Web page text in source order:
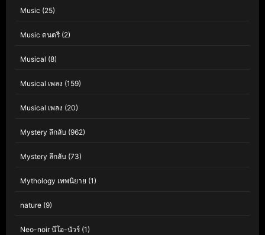
Music (25)
Music ดนตรี (2)
Musical (8)
Musical เพลง (159)
Musical เพลง (20)
Mystery ลึกลับ (962)
Mystery ลึกลับ (73)
Mythology เทพนิยาย (1)
nature (9)
Neo-noir นีโอ-นัวร์ (1)